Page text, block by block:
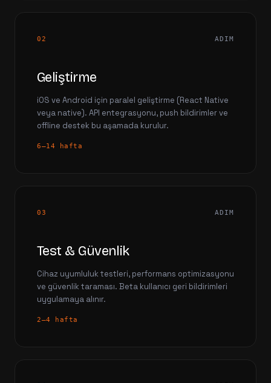
02 ADIM
Geliştirme
iOS ve Android için paralel geliştirme (React Native
veya native). API entegrasyonu, push bildirimler ve
offline destek bu aşamada kurulur.
6–14 hafta
03 ADIM
Test & Güvenlik
Cihaz uyumluluk testleri, performans optimizasyonu
ve güvenlik taraması. Beta kullanıcı geri bildirimleri
uygulamaya alınır.
2–4 hafta